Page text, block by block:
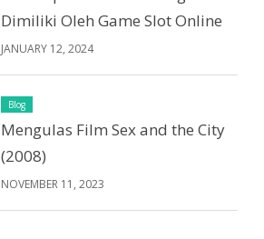
Dimiliki Oleh Game Slot Online
JANUARY 12, 2024
Blog
Mengulas Film Sex and the City
(2008)
NOVEMBER 11, 2023